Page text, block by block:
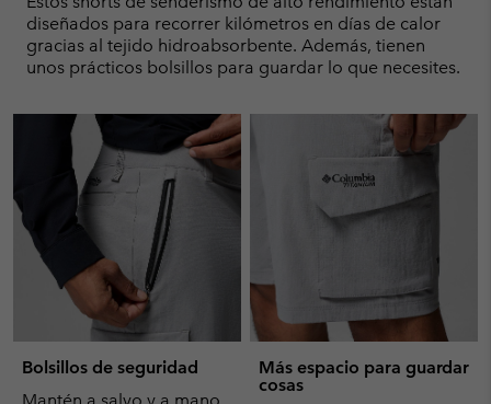
diseñados para recorrer kilómetros en días de calor
gracias al tejido hidroabsorbente. Además, tienen
unos prácticos bolsillos para guardar lo que necesites.
Bolsillos de seguridad
Más espacio para guardar
cosas